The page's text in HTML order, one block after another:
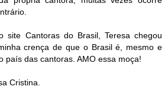
site Cantoras do Brasil, Teresa chegou
crença de que o Brasil é, mesmo e
país das cantoras. AMO essa moça!
Cristina.